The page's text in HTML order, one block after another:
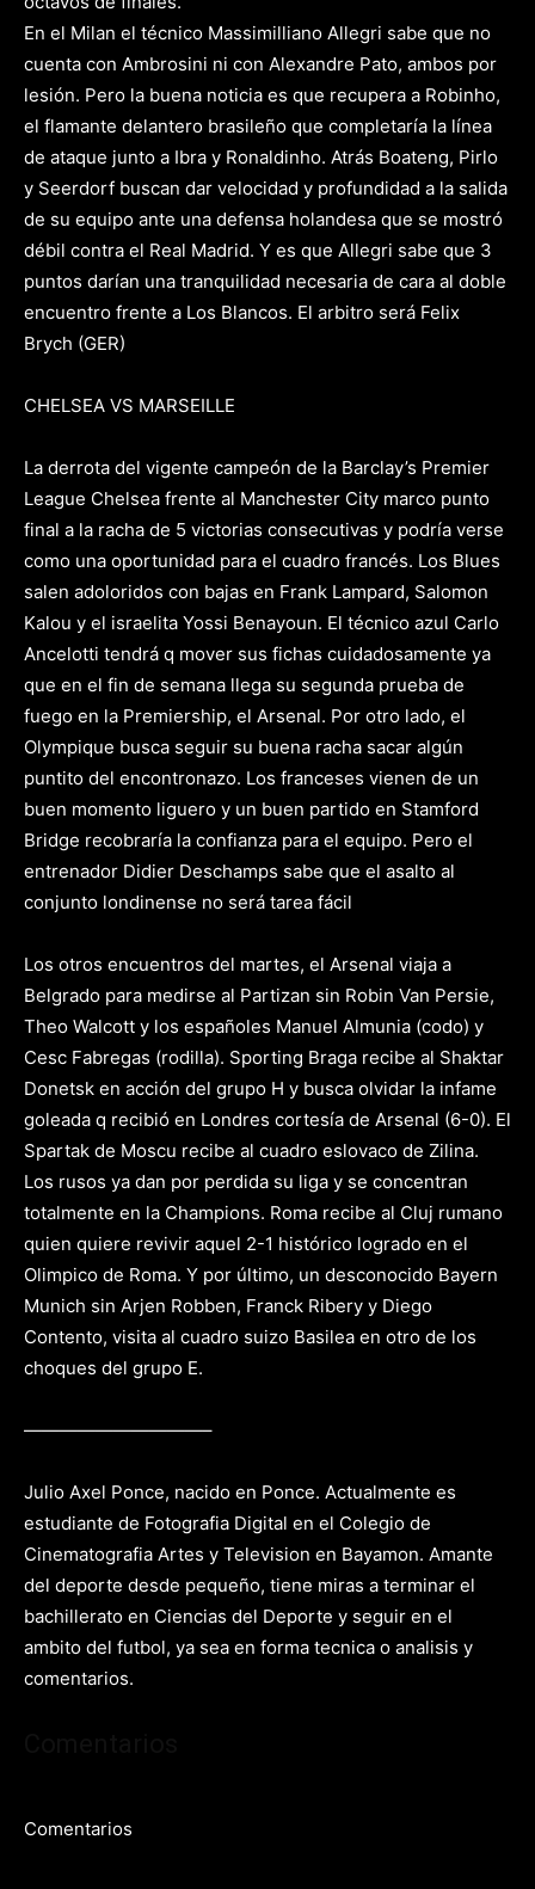
En el Milan el técnico Massimilliano Allegri sabe que no
cuenta con Ambrosini ni con Alexandre Pato, ambos por
lesión. Pero la buena noticia es que recupera a Robinho,
el flamante delantero brasileño que completaría la línea
de ataque junto a Ibra y Ronaldinho. Atrás Boateng, Pirlo
y Seerdorf buscan dar velocidad y profundidad a la salida
de su equipo ante una defensa holandesa que se mostró
débil contra el Real Madrid. Y es que Allegri sabe que 3
puntos darían una tranquilidad necesaria de cara al doble
encuentro frente a Los Blancos. El arbitro será Felix
Brych (GER)
CHELSEA VS MARSEILLE
La derrota del vigente campeón de la Barclay’s Premier
League Chelsea frente al Manchester City marco punto
final a la racha de 5 victorias consecutivas y podría verse
como una oportunidad para el cuadro francés. Los Blues
salen adoloridos con bajas en Frank Lampard, Salomon
Kalou y el israelita Yossi Benayoun. El técnico azul Carlo
Ancelotti tendrá q mover sus fichas cuidadosamente ya
que en el fin de semana llega su segunda prueba de
fuego en la Premiership, el Arsenal. Por otro lado, el
Olympique busca seguir su buena racha sacar algún
puntito del encontronazo. Los franceses vienen de un
buen momento liguero y un buen partido en Stamford
Bridge recobraría la confianza para el equipo. Pero el
entrenador Didier Deschamps sabe que el asalto al
conjunto londinense no será tarea fácil
Los otros encuentros del martes, el Arsenal viaja a
Belgrado para medirse al Partizan sin Robin Van Persie,
Theo Walcott y los españoles Manuel Almunia (codo) y
Cesc Fabregas (rodilla). Sporting Braga recibe al Shaktar
Donetsk en acción del grupo H y busca olvidar la infame
goleada q recibió en Londres cortesía de Arsenal (6-0). El
Spartak de Moscu recibe al cuadro eslovaco de Zilina.
Los rusos ya dan por perdida su liga y se concentran
totalmente en la Champions. Roma recibe al Cluj rumano
quien quiere revivir aquel 2-1 histórico logrado en el
Olimpico de Roma. Y por último, un desconocido Bayern
Munich sin Arjen Robben, Franck Ribery y Diego
Contento, visita al cuadro suizo Basilea en otro de los
choques del grupo E.
——————————–
Julio Axel Ponce, nacido en Ponce. Actualmente es
estudiante de Fotografia Digital en el Colegio de
Cinematografia Artes y Television en Bayamon. Amante
del deporte desde pequeño, tiene miras a terminar el
bachillerato en Ciencias del Deporte y seguir en el
ambito del futbol, ya sea en forma tecnica o analisis y
comentarios.
Comentarios